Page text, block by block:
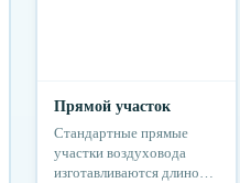
Прямой участок
Стандартные прямые
участки воздуховода
изготавливаются длиной